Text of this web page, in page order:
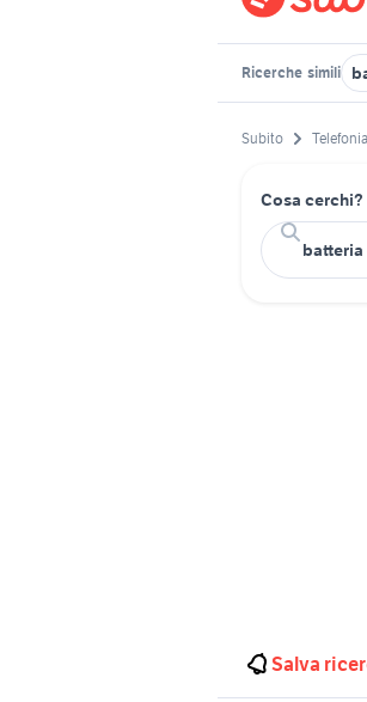
Ricerche simili
Subito Telefonia
Cosa cerchi?
Salva